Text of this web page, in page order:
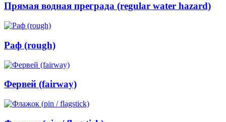
Прямая водная преграда (regular water hazard)
Раф (rough)
Фервей (fairway)